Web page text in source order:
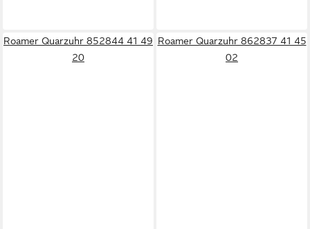
Roamer Quarzuhr 852844 41 49
20
Roamer Quarzuhr 862837 41 45
02